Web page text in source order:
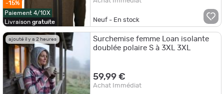
-15%
Paiement 4/10X
Livraison gratuite Neuf - En stock
ajouté il y a 2 heures
Surchemise femme Loan isolante
doublée polaire S à 3XL 3XL
59,99 €
Achat Immédiat